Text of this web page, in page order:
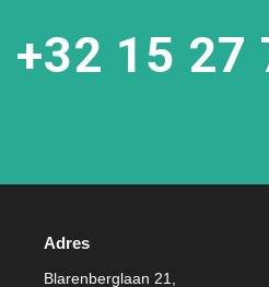
+32 15 27
Adres
Blarenberglaan 21,